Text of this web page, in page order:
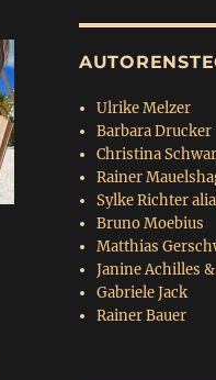
Ulrike Melzer
Barbara Drucker
Christina
Rainer
Sylke Richter
Bruno Moebius
Matthias
Janine Achilles
Gabriele Jack
Rainer Bauer